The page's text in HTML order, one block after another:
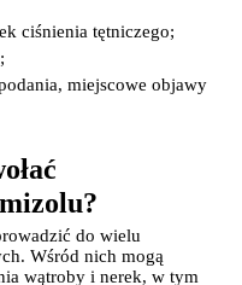
ciśnienia tętniczego;
miejscowe objawy
do wielu
Wśród nich mogą
wątroby i nerek, w tym